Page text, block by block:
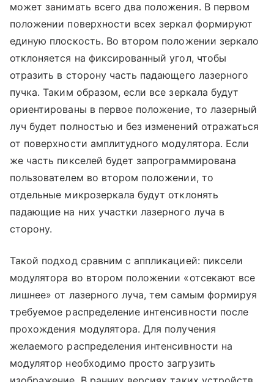
может занимать всего два положения. В первом
положении поверхности всех зеркал формируют
единую плоскость. Во втором положении зеркало
отклоняется на фиксированный угол, чтобы
отразить в сторону часть падающего лазерного
пучка. Таким образом, если все зеркала будут
ориентированы в первое положение, то лазерный
луч будет полностью и без изменений отражаться
от поверхности амплитудного модулятора. Если
же часть пикселей будет запрограммирована
пользователем во втором положении, то
отдельные микрозеркала будут отклонять
падающие на них участки лазерного луча в
сторону.
Такой подход сравним с аппликацией: пиксели
модулятора во втором положении «отсекают все
лишнее» от лазерного луча, тем самым формируя
требуемое распределение интенсивности после
прохождения модулятора. Для получения
желаемого распределения интенсивности на
модулятор необходимо просто загрузить